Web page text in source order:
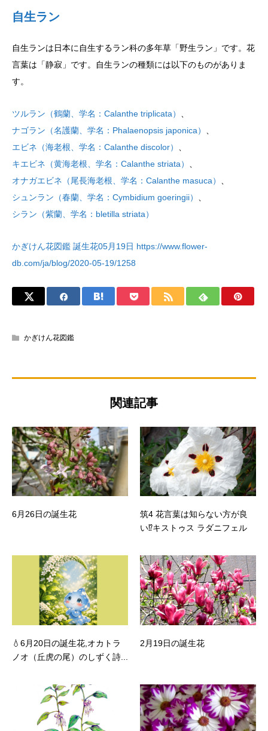
自生ラン
自生ランは日本に自生するラン科の多年草「野生ラン」です。花
言葉は「静寂」です。自生ランの種類には以下のものがありま
す。
ツルラン（鶴蘭、学名：Calanthe triplicata）
ナゴラン（名護蘭、学名：Phalaenopsis japonica）
エビネ（海老根、学名：Calanthe discolor）
キエビネ（黄海老根、学名：Calanthe striata）
オナガエビネ（尾長海老根、学名：Calanthe masuca）
シュンラン（春蘭、学名：Cymbidium goeringii）
シラン（紫蘭、学名：bletilla striata）
かぎけん花図鑑 誕生花05月19日 https://www.flower-
db.com/ja/blog/2020-05-19/1258
かぎけん花図鑑
関連記事
6月26日の誕生花
筑4 花言葉は知らない方が良
い⁉キストゥス ラダニフェル
💧6月20日の誕生花,オカトラ
ノオ（丘虎の尾）のしずく詩...
2月19日の誕生花